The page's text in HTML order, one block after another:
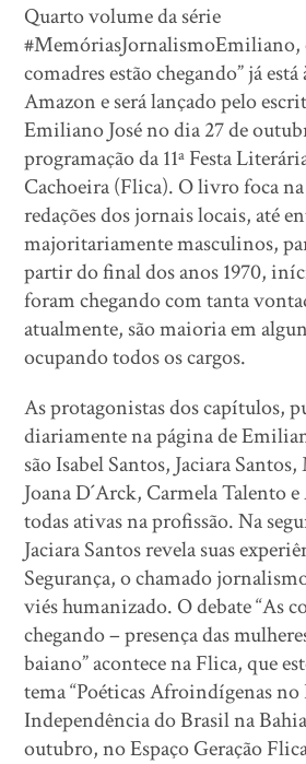
Quarto volume da série
#MemóriasJornalismoEmiliano,
comadres estão chegando” já
Amazon e será lançado pelo
Emiliano José no dia 27 de
programação da 11ª Festa
Cachoeira (Flica). O livro foca
redações dos jornais locais, até
majoritariamente masculinos,
partir do final dos anos 1970,
foram chegando com tanta
atualmente, são maioria em
ocupando todos os cargos.
As protagonistas dos capítulos,
diariamente na página de
são Isabel Santos, Jaciara
Joana D´Arck, Carmela Talento
todas ativas na profissão. Na
Jaciara Santos revela suas
Segurança, o chamado
viés humanizado. O debate “As
chegando – presença das
baiano” acontece na Flica, que
tema “Poéticas Afroindígenas
Independência do Brasil na
outubro, no Espaço Geração